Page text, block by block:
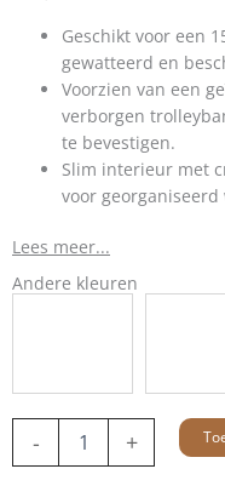
Geschikt voor een
gewatteerd en
Voorzien van een
verborgen
te bevestigen.
Slim interieur met
voor georganiseerd
Lees meer...
Andere kleuren
-
Laptoptas
+